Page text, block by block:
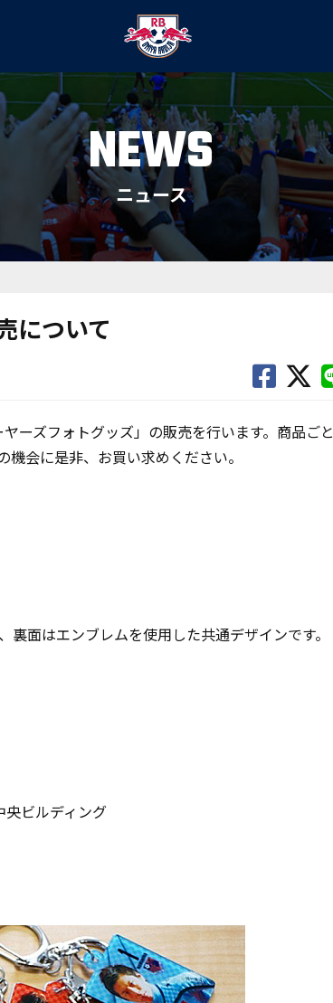
NEWS
ニュース
について
ーズフォトグッズ」の販売を行います。商品ごと
会に是非、お買い求めください。
面はエンブレムを使用した共通デザインです。
央ビルディング